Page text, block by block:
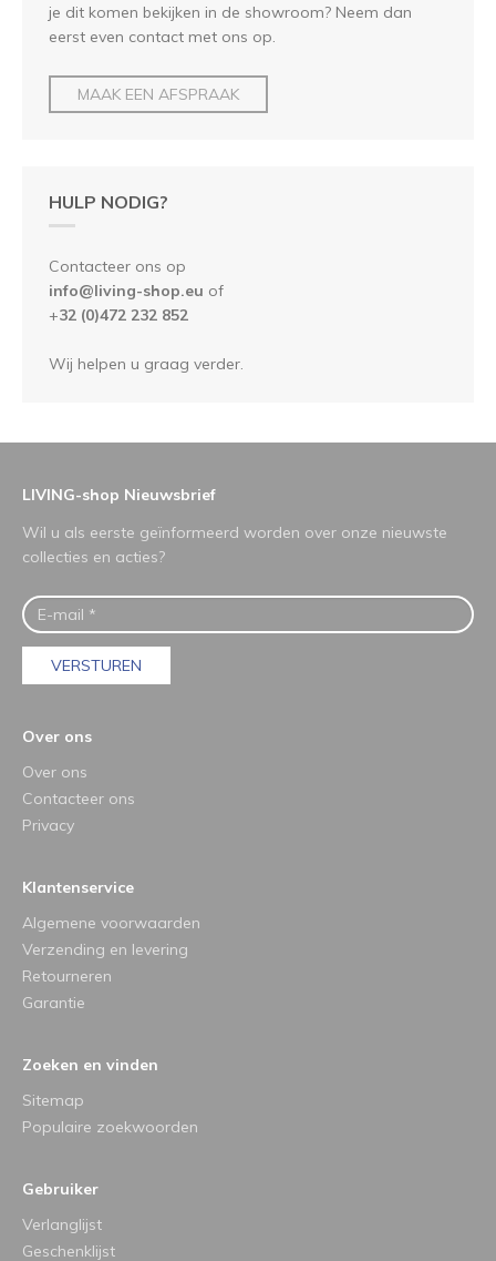
je dit komen bekijken in de showroom? Neem dan
eerst even contact met ons op.
MAAK EEN AFSPRAAK
HULP NODIG?
Contacteer ons op
info@living-shop.eu of
+32 (0)472 232 852
Wij helpen u graag verder.
LIVING-shop Nieuwsbrief
Wil u als eerste geïnformeerd worden over onze nieuwste
collecties en acties?
VERSTUREN
Over ons
Over ons
Contacteer ons
Privacy
Klantenservice
Algemene voorwaarden
Verzending en levering
Retourneren
Garantie
Zoeken en vinden
Sitemap
Populaire zoekwoorden
Gebruiker
Verlanglijst
Geschenklijst